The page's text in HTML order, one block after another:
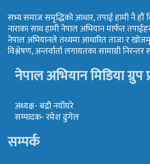
सभ्य समाज समृद्धिको आधार, तपाई हामी नै हौं
नाराका साथ हामी नेपाल अभियान मार्फत
नेपाल अभियानले तथ्यमा आधारित ताजा र
विश्लेषण, अन्तर्वार्ता लगायतका सामाग्री
नेपाल अभियान मिडिया ग्रुप
अध्यक्ष- बद्री नयाँघरे
सम्पादक- रमेश ढुंगेल
सम्पर्क